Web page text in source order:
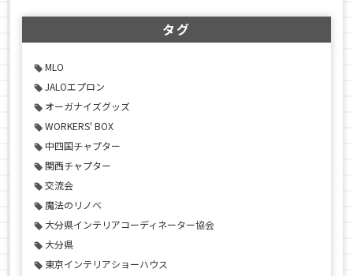
タグ
MLO
JALOエプロン
オーガナイズグッズ
WORKERS' BOX
中四国チャプター
関西チャプター
交流会
魔法のリノベ
大分県インテリアコーディネーター協会
大分県
東京インテリアショーハウス